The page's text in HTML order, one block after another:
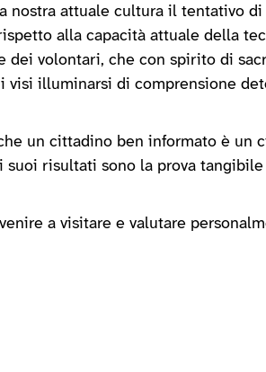
attuale cultura il tentativo di
alla capacità attuale della
dei volontari, che con spirito di
illuminarsi di comprensione
un cittadino ben informato è un
suoi risultati sono la prova
a visitare e valutare